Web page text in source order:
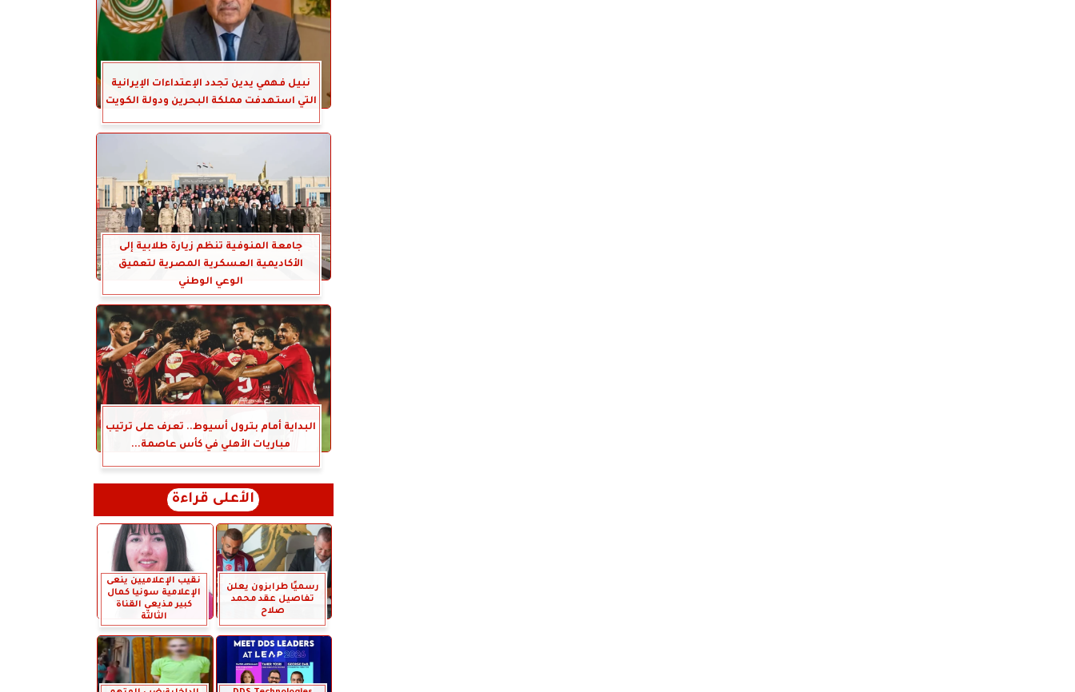
نبيل فهمي يدين تجدد الإعتداءات الإيرانية
التي استهدفت مملكة البحرين ودولة الكويت
جامعة المنوفية تنظم زيارة طلابية إلى
الأكاديمية العسكرية المصرية لتعميق
الوعي الوطني
البداية أمام بترول أسيوط.. تعرف على ترتيب
مباريات الأهلي في كأس عاصمة...
الأعلى قراءة
رسميًا طرابزون يعلن
تفاصيل عقد محمد
صلاح
نقيب الإعلاميين ينعى
الإعلامية سونيا كمال
كبير مذيعي القناة
الثالثة